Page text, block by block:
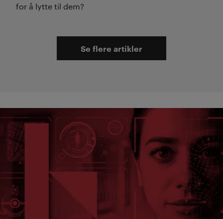
for å lytte til dem?
Se flere artikler